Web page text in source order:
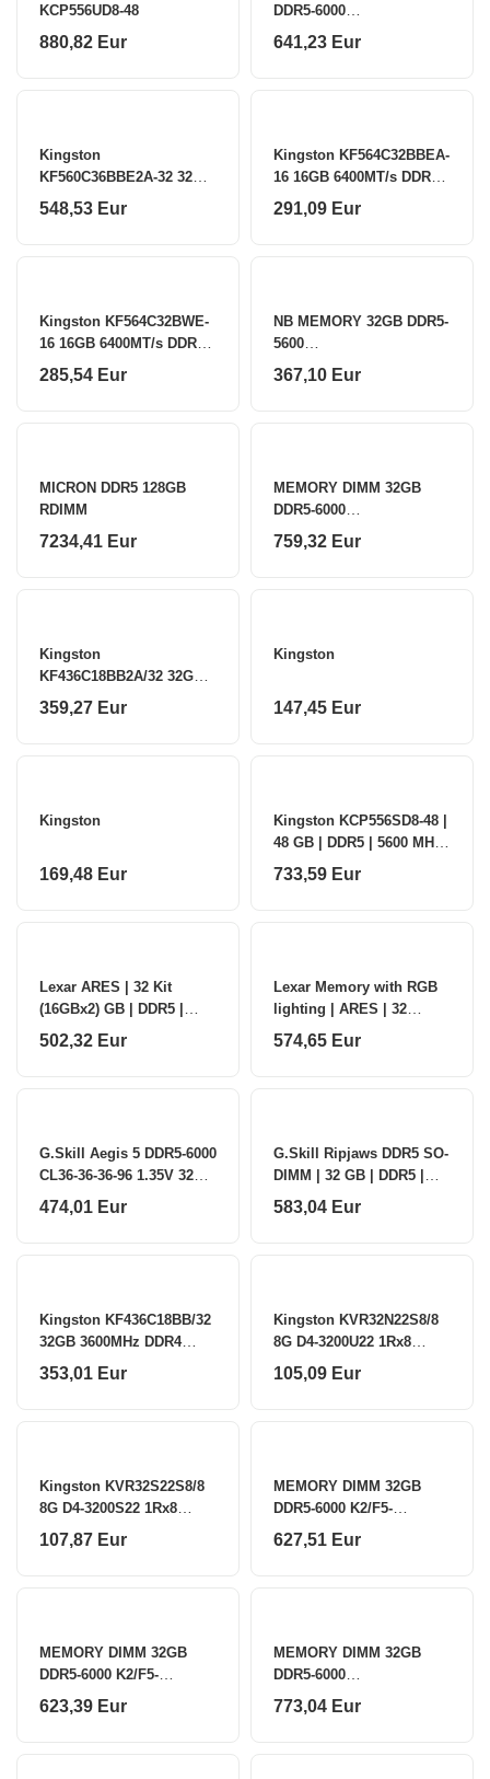
KCP556UD8-48
880,82 Eur
DDR5-6000
K2/6000J3636F16GX2-
TZ5RW G.SKILL
641,23 Eur
Kingston
KF560C36BBE2A-32 32
GB
548,53 Eur
Kingston KF564C32BBEA-
16 16GB 6400MT/s DDR5
CL32 DIMM FURY Beast
Black RGB EXPO
291,09 Eur
Kingston KF564C32BWE-
16 16GB 6400MT/s DDR5
CL32 DIMM FURY Beast
White EXPO Kingston
285,54 Eur
NB MEMORY 32GB DDR5-
5600
SO/LD5S32G56C46ST-
BGS LEXAR
367,10 Eur
MICRON DDR5 128GB
RDIMM
7234,41 Eur
MEMORY DIMM 32GB
DDR5-6000
K2/6000J3040F16GX2-
RS5W G.SKILL
759,32 Eur
Kingston
KF436C18BB2A/32 32GB
3600MT/s DDR4 CL18
DIMM FURY Beast RGB
359,27 Eur
Kingston
147,45 Eur
Kingston
169,48 Eur
Kingston KCP556SD8-48 |
48 GB | DDR5 | 5600 MHz |
PC/server | Registered No
| ECC No
733,59 Eur
Lexar ARES | 32 Kit
(16GBx2) GB | DDR5 |
6000 MHz | PC/server |
Registered No | ECC No
502,32 Eur
Lexar Memory with RGB
lighting | ARES | 32
(2x16GB) GB | DDR5 |
6000 MHz | PC/server |
574,65 Eur
G.Skill Aegis 5 DDR5-6000
CL36-36-36-96 1.35V 32GB
(1x32GB) Intel XMP / AMD
EXPO | G.Skill
474,01 Eur
G.Skill Ripjaws DDR5 SO-
DIMM | 32 GB | DDR5 |
5600 MHz | PC/server |
Registered No | ECC No
583,04 Eur
Kingston KF436C18BB/32
32GB 3600MHz DDR4
CL18 DIMM FURY Beast
Black | Kingston
353,01 Eur
Kingston KVR32N22S8/8
8G D4-3200U22 1Rx8
UDIMM | Kingston
105,09 Eur
Kingston KVR32S22S8/8
8G D4-3200S22 1Rx8
SODIMM | Kingston
107,87 Eur
MEMORY DIMM 32GB
DDR5-6000 K2/F5-
6000J3636F16GX2RS5K
G.SKILL
627,51 Eur
MEMORY DIMM 32GB
DDR5-6000 K2/F5-
6000J3636F16GX2-IS
G.SKILL
623,39 Eur
MEMORY DIMM 32GB
DDR5-6000
K2/6000J3038F16GX2-
TZ5N G.SKILL
773,04 Eur